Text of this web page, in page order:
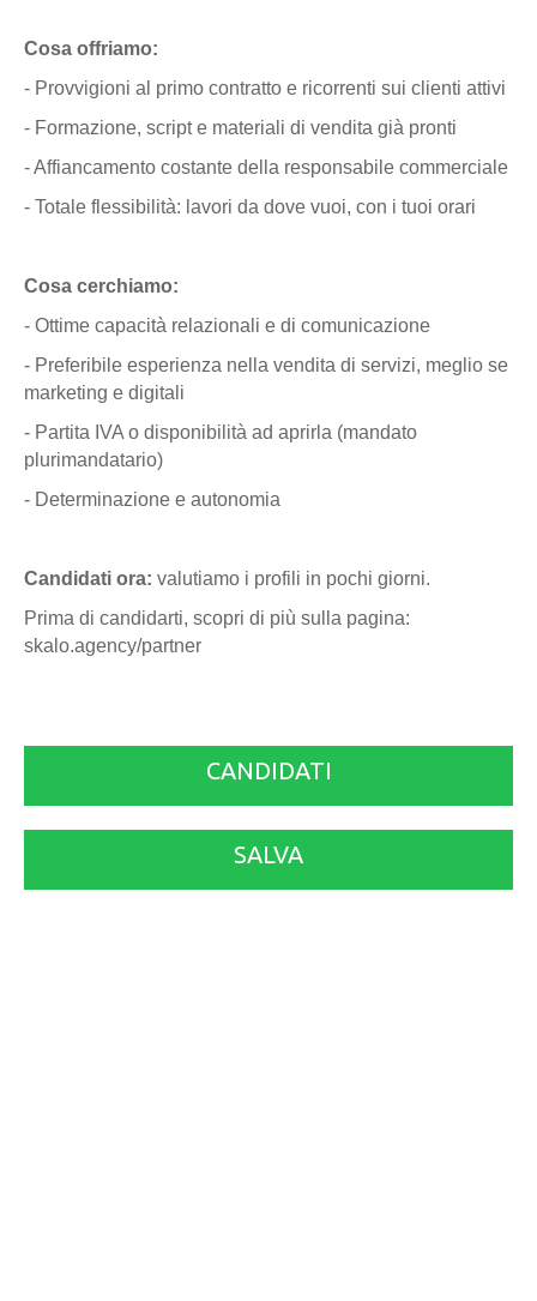
Cosa offriamo:
- Provvigioni al primo contratto e ricorrenti sui clienti attivi
- Formazione, script e materiali di vendita già pronti
- Affiancamento costante della responsabile commerciale
- Totale flessibilità: lavori da dove vuoi, con i tuoi orari
Cosa cerchiamo:
- Ottime capacità relazionali e di comunicazione
- Preferibile esperienza nella vendita di servizi, meglio se
marketing e digitali
- Partita IVA o disponibilità ad aprirla (mandato
plurimandatario)
- Determinazione e autonomia
Candidati ora: valutiamo i profili in pochi giorni.
Prima di candidarti, scopri di più sulla pagina:
skalo.agency/partner
CANDIDATI
SALVA